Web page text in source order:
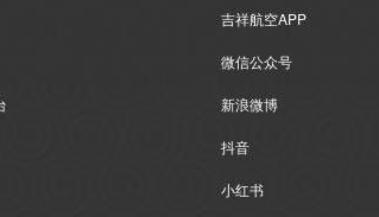
吉祥航空APP
微信公众号
新浪微博
抖音
小红书